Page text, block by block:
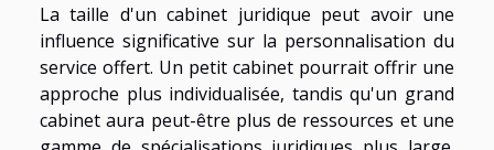
La taille d'un cabinet juridique peut avoir une
influence significative sur la personnalisation du
service offert. Un petit cabinet pourrait offrir une
approche plus individualisée, tandis qu'un grand
cabinet aura peut-être plus de ressources et une